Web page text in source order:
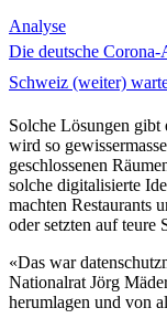
Analyse
Die deutsche
Schweiz (weiter)
Solche Lösungen gibt
wird so
geschlossenen
solche digitalisierte
machten Restaurants
oder setzten auf teure
«Das war
Nationalrat Jörg
herumlagen und von